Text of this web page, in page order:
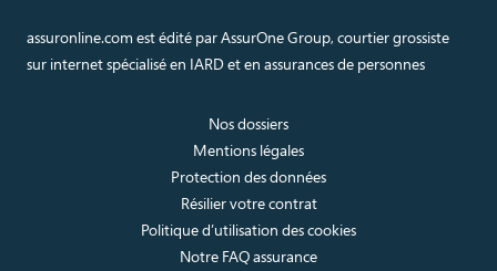
assuronline.com est édité par AssurOne Group, courtier grossiste
sur internet spécialisé en IARD et en assurances de personnes
Nos dossiers
Mentions légales
Protection des données
Résilier votre contrat
Politique d’utilisation des cookies
Notre FAQ assurance